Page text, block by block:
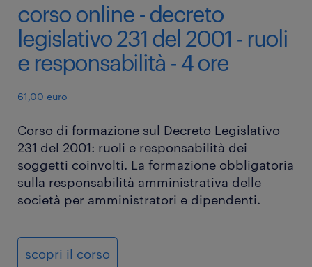
corso online - decreto
legislativo 231 del 2001 - ruoli
e responsabilità - 4 ore
61,00 euro
Corso di formazione sul Decreto Legislativo
231 del 2001: ruoli e responsabilità dei
soggetti coinvolti. La formazione obbligatoria
sulla responsabilità amministrativa delle
società per amministratori e dipendenti.
scopri il corso